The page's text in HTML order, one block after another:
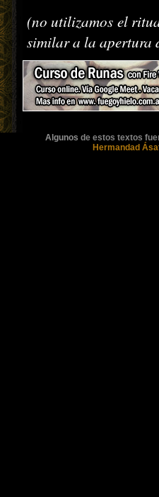
(no utilizamos el
similar a la apertura
Algunos de estos textos
Hermandad